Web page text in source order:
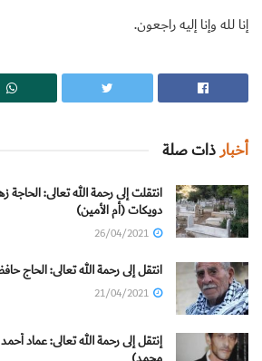
إنا لله وإنا إليه راجعون.
ذات صلةأخبار
انتقلت إلى رحمة الله تعالى:
دويكات (أم الأمين)
انتقل إلى رحمة الله تعالى: الحاج
إنتقل إلى رحمة الله تعالى: عماد